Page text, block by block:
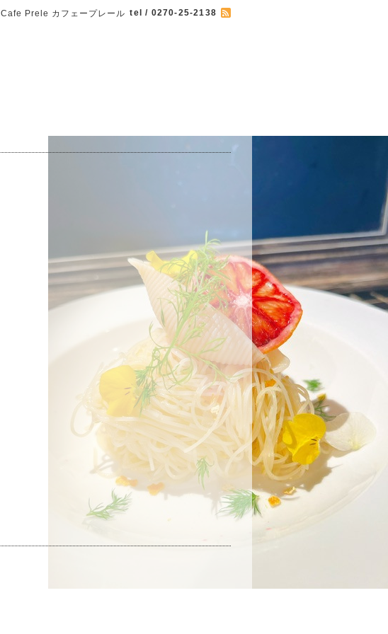
Cafe Prele カフェープレール tel / 0270-25-2138